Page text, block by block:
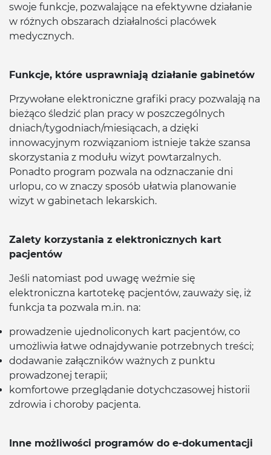
swoje funkcje, pozwalające na efektywne działanie
w różnych obszarach działalności placówek
medycznych.
Funkcje, które usprawniają działanie gabinetów
Przywołane elektroniczne grafiki pracy pozwalają na
bieżąco śledzić plan pracy w poszczególnych
dniach/tygodniach/miesiącach, a dzięki
innowacyjnym rozwiązaniom istnieje także szansa
skorzystania z modułu wizyt powtarzalnych.
Ponadto program pozwala na odznaczanie dni
urlopu, co w znaczy sposób ułatwia planowanie
wizyt w gabinetach lekarskich.
Zalety korzystania z elektronicznych kart
pacjentów
Jeśli natomiast pod uwagę weźmie się
elektroniczna kartotekę pacjentów, zauważy się, iż
funkcja ta pozwala m.in. na:
prowadzenie ujednoliconych kart pacjentów, co
umożliwia łatwe odnajdywanie potrzebnych treści;
dodawanie załączników ważnych z punktu
prowadzonej terapii;
komfortowe przeglądanie dotychczasowej historii
zdrowia i choroby pacjenta.
Inne możliwości programów do e-dokumentacji